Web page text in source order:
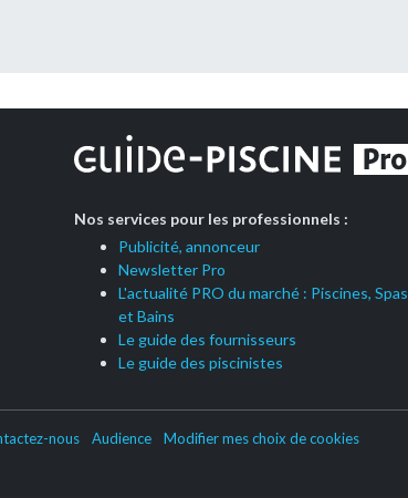
Nos services pour les professionnels :
Publicité, annonceur
Newsletter Pro
L'actualité PRO du marché : Piscines, Spas
et Bains
Le guide des fournisseurs
Le guide des piscinistes
nous Audience Modifier mes choix de cookies